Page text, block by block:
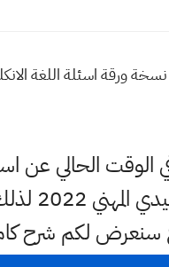
اسئلة الانكليزي التمهيدي المهني 2022 تحميل اسئلة انكليزي تمهيدي سادس
الوقت الحالي عن
لكم في هذه
سنعرض لكم شرح